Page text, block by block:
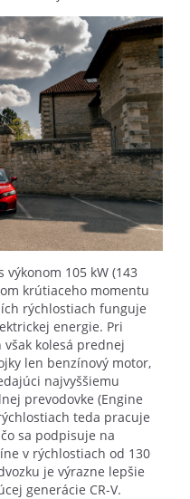
105 kW (143
krútiaceho momentu
rýchlostiach funguje
energie. Pri
kolesá prednej
len benzínový motor,
najvyššiemu
prevodovke (Engine
teda pracuje
sa podpisuje na
v rýchlostiach od 130
je výrazne lepšie
generácie CR-V.